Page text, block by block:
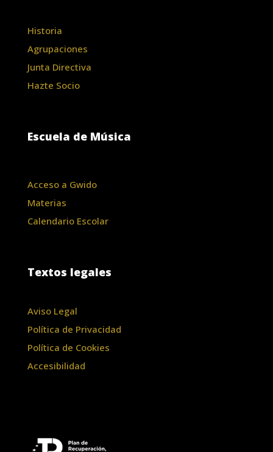
Historia
Agrupaciones
Junta Directiva
Hazte Socio
Escuela de Música
Acceso a Gwido
Materias
Calendario Escolar
Textos legales
Aviso Legal
Política de Privacidad
Política de Cookies
Accesibilidad